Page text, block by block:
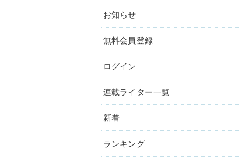
お知らせ
無料会員登録
ログイン
連載ライター一覧
新着
ランキング